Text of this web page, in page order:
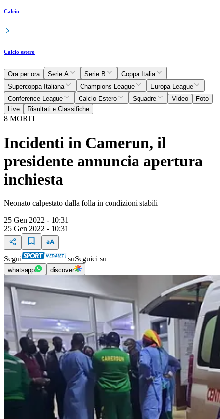
Calcio
Calcio estero
Ora per ora Serie A Serie B
Coppa Italia
Supercoppa Italiana
Champions League
Europa League
Conference League
Calcio Estero Squadre Video
Foto
Live
Risultati e Classifiche
8 MORTI
Incidenti in Camerun, il
presidente annuncia apertura
inchiesta
Neonato calpestato dalla folla in condizioni stabili
25 Gen 2022 - 10:31
25 Gen 2022 - 10:31
Segui suSeguici su
whatsapp discover